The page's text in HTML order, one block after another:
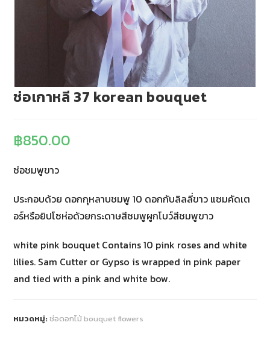
ช่อเกาหลี 37 korean bouquet
฿850.00
ช่อชมพูขาว
ประกอบด้วย ดอกกุหลาบชมพู 10 ดอกกับลิลลี่ขาว แซมคัดเต
อร์หรือยิปโซห่อด้วยกระดาษสีชมพูผูกโบว์สีชมพูขาว
white pink bouquet Contains 10 pink roses and white
lilies. Sam Cutter or Gypso is wrapped in pink paper
and tied with a pink and white bow.
หมวดหมู่:ช่อดอกไม้ bouquet flowers